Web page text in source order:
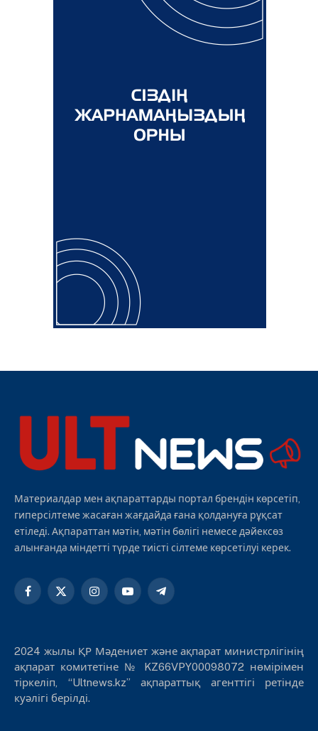
Материалдар мен ақпараттарды портал брендін көрсетіп,
гиперсілтеме жасаған жағдайда ғана қолдануға рұқсат
етіледі. Ақпараттан мәтін, мәтін бөлігі немесе дәйексөз
алынғанда міндетті түрде тиісті сілтеме көрсетілуі керек.
Facebook
X
InstagramYouTubeTelegram
2024 жылы ҚР Мәдениет және ақпарат министрлігінің
ақпарат комитетіне № KZ66VPY00098072 нөмірімен
тіркеліп, “Ultnews.kz” ақпараттық агенттігі ретінде
куәлігі берілді.